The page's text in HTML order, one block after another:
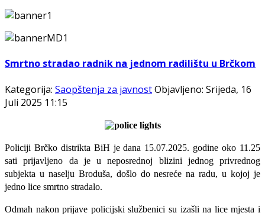
Smrtno stradao radnik na jednom radilištu u Brčkom
Kategorija: Saopštenja za javnostObjavljeno: Srijeda, 16
Juli 2025 11:15
Policiji Brčko distrikta BiH je dana 15.07.2025. godine oko 11.25
sati prijavljeno da je u neposrednoj blizini jednog privrednog
subjekta u naselju Broduša, došlo do nesreće na radu, u kojoj je
jedno lice smrtno stradalo.
Odmah nakon prijave policijski službenici su izašli na lice mjesta i